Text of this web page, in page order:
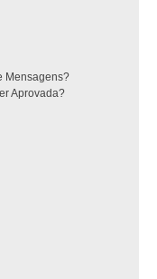
Mensagens?
Aprovada?